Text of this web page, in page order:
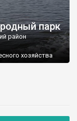
парк
район
хозяйства